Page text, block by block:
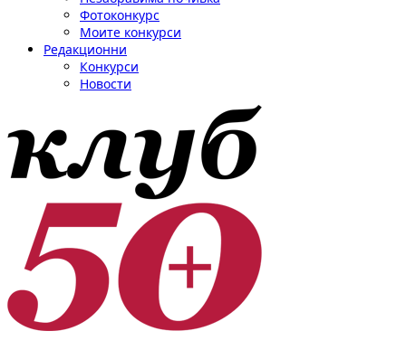
Фотоконкурс
Моите конкурси
Редакционни
Конкурси
Новости